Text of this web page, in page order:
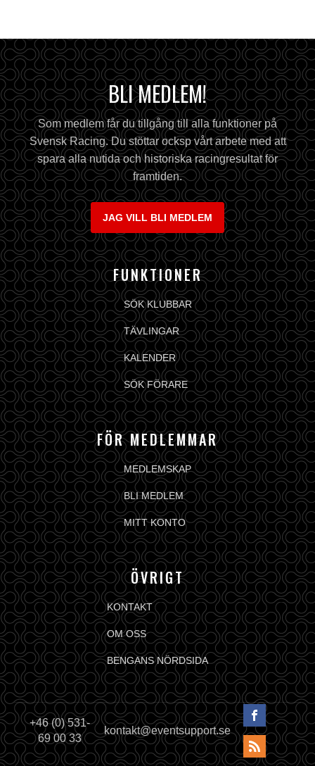
BLI MEDLEM!
Som medlem får du tillgång till alla funktioner på
Svensk Racing. Du stöttar ocksp vårt arbete med att
spara alla nutida och historiska racingresultat för
framtiden.
JAG VILL BLI MEDLEM
FUNKTIONER
SÖK KLUBBAR
TÄVLINGAR
KALENDER
SÖK FÖRARE
FÖR MEDLEMMAR
MEDLEMSKAP
BLI MEDLEM
MITT KONTO
ÖVRIGT
KONTAKT
OM OSS
BENGANS NÖRDSIDA
+46 (0) 531-
69 00 33
kontakt@eventsupport.se